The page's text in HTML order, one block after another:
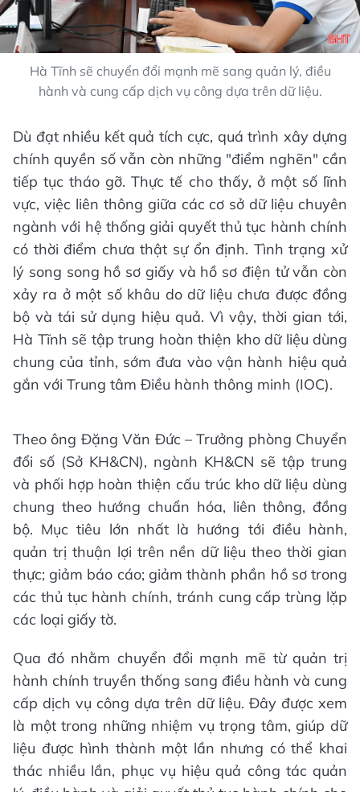
Hà Tĩnh sẽ chuyển đổi mạnh mẽ sang quản lý, điều
hành và cung cấp dịch vụ công dựa trên dữ liệu.
Dù đạt nhiều kết quả tích cực, quá trình xây dựng
chính quyền số vẫn còn những "điểm nghẽn" cần
tiếp tục tháo gỡ. Thực tế cho thấy, ở một số lĩnh
vực, việc liên thông giữa các cơ sở dữ liệu chuyên
ngành với hệ thống giải quyết thủ tục hành chính
có thời điểm chưa thật sự ổn định. Tình trạng xử
lý song song hồ sơ giấy và hồ sơ điện tử vẫn còn
xảy ra ở một số khâu do dữ liệu chưa được đồng
bộ và tái sử dụng hiệu quả. Vì vậy, thời gian tới,
Hà Tĩnh sẽ tập trung hoàn thiện kho dữ liệu dùng
chung của tỉnh, sớm đưa vào vận hành hiệu quả
gắn với Trung tâm Điều hành thông minh (IOC).
Theo ông Đặng Văn Đức – Trưởng phòng Chuyển
đổi số (Sở KH&CN), ngành KH&CN sẽ tập trung
và phối hợp hoàn thiện cấu trúc kho dữ liệu dùng
chung theo hướng chuẩn hóa, liên thông, đồng
bộ. Mục tiêu lớn nhất là hướng tới điều hành,
quản trị thuận lợi trên nền dữ liệu theo thời gian
thực; giảm báo cáo; giảm thành phần hồ sơ trong
các thủ tục hành chính, tránh cung cấp trùng lặp
các loại giấy tờ.
Qua đó nhằm chuyển đổi mạnh mẽ từ quản trị
hành chính truyền thống sang điều hành và cung
cấp dịch vụ công dựa trên dữ liệu. Đây được xem
là một trong những nhiệm vụ trọng tâm, giúp dữ
liệu được hình thành một lần nhưng có thể khai
thác nhiều lần, phục vụ hiệu quả công tác quản